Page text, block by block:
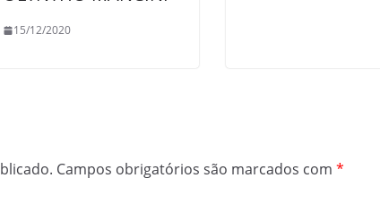
15/12/2020
Campos obrigatórios são marcados com *